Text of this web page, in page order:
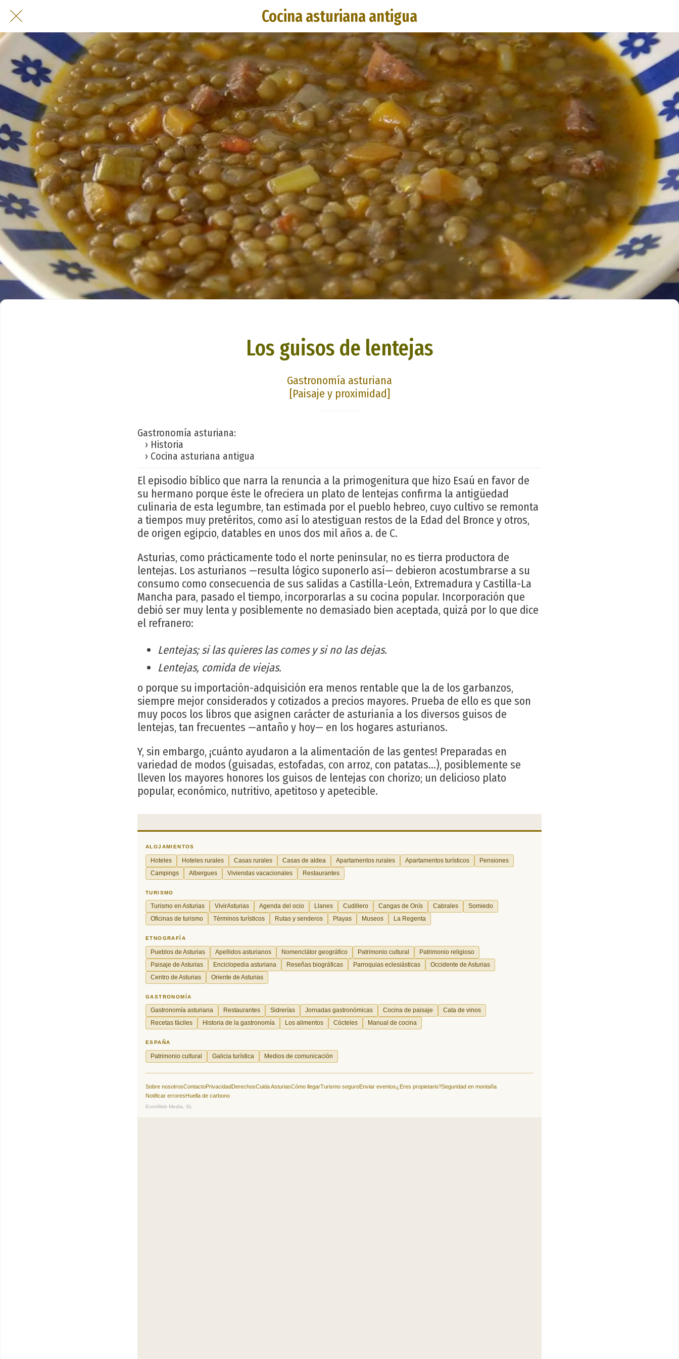
Cocina asturiana antigua
Los guisos de lentejas
Gastronomía asturiana
[Paisaje y proximidad]
Gastronomía asturiana:
› Historia
› Cocina asturiana antigua
El episodio bíblico que narra la renuncia a la primogenitura que hizo Esaú en favor de
su hermano porque éste le ofreciera un plato de lentejas confirma la antigüedad
culinaria de esta legumbre, tan estimada por el pueblo hebreo, cuyo cultivo se remonta
a tiempos muy pretéritos, como así lo atestiguan restos de la Edad del Bronce y otros,
de origen egipcio, datables en unos dos mil años a. de C.
Asturias, como prácticamente todo el norte peninsular, no es tierra productora de
lentejas. Los asturianos —resulta lógico suponerlo así— debieron acostumbrarse a su
consumo como consecuencia de sus salidas a Castilla-León, Extremadura y Castilla-La
Mancha para, pasado el tiempo, incorporarlas a su cocina popular. Incorporación que
debió ser muy lenta y posiblemente no demasiado bien aceptada, quizá por lo que dice
el refranero:
Lentejas; si las quieres las comes y si no las dejas.
Lentejas, comida de viejas.
o porque su importación-adquisición era menos rentable que la de los garbanzos,
siempre mejor considerados y cotizados a precios mayores. Prueba de ello es que son
muy pocos los libros que asignen carácter de asturianía a los diversos guisos de
lentejas, tan frecuentes —antaño y hoy— en los hogares asturianos.
Y, sin embargo, ¡cuánto ayudaron a la alimentación de las gentes! Preparadas en
variedad de modos (guisadas, estofadas, con arroz, con patatas...), posiblemente se
lleven los mayores honores los guisos de lentejas con chorizo; un delicioso plato
popular, económico, nutritivo, apetitoso y apetecible.